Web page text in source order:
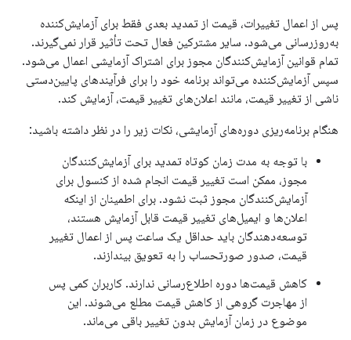
پس از اعمال تغییرات، قیمت از تمدید بعدی فقط برای آزمایش‌کننده
به‌روزرسانی می‌شود. سایر مشترکین فعال تحت تأثیر قرار نمی‌گیرند.
تمام قوانین آزمایش‌کنندگان مجوز برای اشتراک آزمایشی اعمال می‌شود.
سپس آزمایش‌کننده می‌تواند برنامه خود را برای فرآیندهای پایین‌دستی
ناشی از تغییر قیمت، مانند اعلان‌های تغییر قیمت، آزمایش کند.
هنگام برنامه‌ریزی دوره‌های آزمایشی، نکات زیر را در نظر داشته باشید:
با توجه به مدت زمان کوتاه تمدید برای آزمایش‌کنندگان
مجوز، ممکن است تغییر قیمت انجام شده از کنسول برای
آزمایش‌کنندگان مجوز ثبت نشود. برای اطمینان از اینکه
اعلان‌ها و ایمیل‌های تغییر قیمت قابل آزمایش هستند،
توسعه‌دهندگان باید حداقل یک ساعت پس از اعمال تغییر
قیمت، صدور صورتحساب را به تعویق بیندازند.
کاهش قیمت‌ها دوره اطلاع‌رسانی ندارند. کاربران کمی پس
از مهاجرت گروهی از کاهش قیمت مطلع می‌شوند. این
موضوع در زمان آزمایش بدون تغییر باقی می‌ماند.